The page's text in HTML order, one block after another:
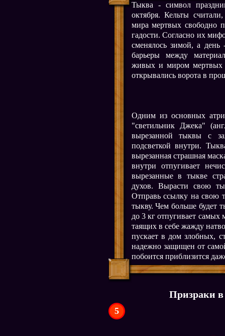
Тыква - символ
октября. Кельты
мира мертвых свободно
гадости. Согласно их
сменялось зимой, а
барьеры между
живых и миром мертвых
открывались ворота в
Одним из основных
"светильник Джека"
вырезанной тыквы с
подсветкой внутри.
вырезанная страшная
внутри отпугивает
вырезанные в тыкве
духов. Вырасти свою
Отправь ссылку на свою
тыкву. Чем больше будет
до 3 кг отпугивает
таящих в себе жажду
пускает в дом злобных,
надежно защищен от
побоится приблизится
Призраки
5